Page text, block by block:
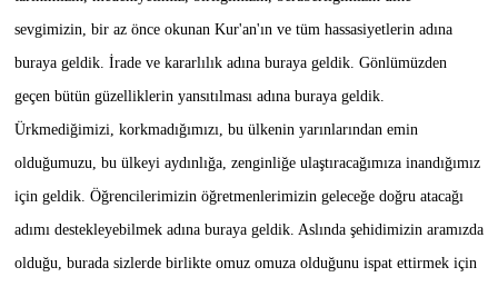
sevgimizin, bir az önce okunan Kur'an'ın ve tüm hassasiyetlerin adına
buraya geldik. İrade ve kararlılık adına buraya geldik. Gönlümüzden
geçen bütün güzelliklerin yansıtılması adına buraya geldik.
Ürkmediğimizi, korkmadığımızı, bu ülkenin yarınlarından emin
olduğumuzu, bu ülkeyi aydınlığa, zenginliğe ulaştıracağımıza inandığımız
için geldik. Öğrencilerimizin öğretmenlerimizin geleceğe doğru atacağı
adımı destekleyebilmek adına buraya geldik. Aslında şehidimizin aramızda
olduğu, burada sizlerde birlikte omuz omuza olduğunu ispat ettirmek için